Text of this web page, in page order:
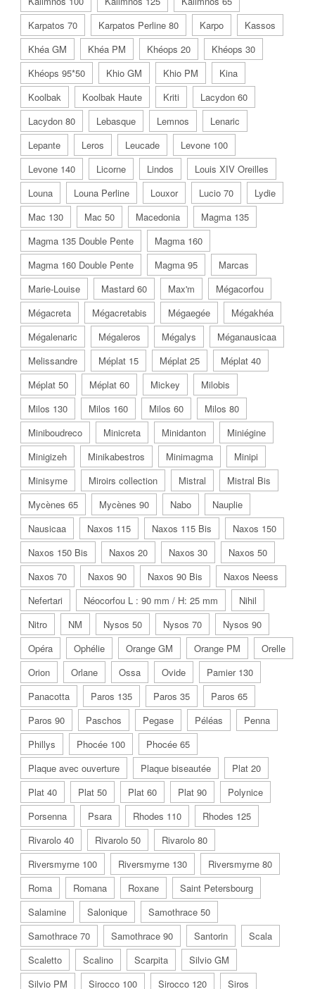
Karpatos 70
Karpatos Perline 80 Karpo
Kassos
Khéa GM
Khéa PM Khéops 20
Khéops 30
Khéops 95*50
Khio GM Khio PM
Kina
Koolbak
Koolbak Haute Kriti
Lacydon 60
Lacydon 80
Lebasque Lemnos
Lenaric
Lepante
Leros Leucade
Levone 100
Levone 140
Licorne Lindos
Louis XIV Oreilles
Louna
Louna Perline Louxor Lucio 70
Lydie
Mac 130
Mac 50 Macedonia
Magma 135
Magma 135 Double Pente
Magma 160
Magma 160 Double Pente
Magma 95
Marcas
Marie-Louise
Mastard 60 Max'm
Mégacorfou
Mégacreta
Mégacretabis Mégaegée
Mégakhéa
Mégalenaric
Mégaleros Mégalys
Méganausicaa
Melissandre
Méplat 15 Méplat 25
Méplat 40
Méplat 50
Méplat 60 Mickey
Milobis
Milos 130
Milos 160 Milos 60
Milos 80
Miniboudreco
Minicreta Minidanton
Miniégine
Minigizeh
Minikabestros Minimagma
Minipi
Minisyme
Miroirs collection Mistral
Mistral Bis
Mycènes 65
Mycènes 90 Nabo
Nauplie
Nausicaa
Naxos 115 Naxos 115 Bis
Naxos 150
Naxos 150 Bis
Naxos 20 Naxos 30
Naxos 50
Naxos 70
Naxos 90 Naxos 90 Bis
Naxos Neess
Nefertari
Néocorfou L : 90 mm / H: 25 mm
Nihil
Nitro
NM Nysos 50 Nysos 70
Nysos 90
Opéra
Ophélie Orange GM Orange PM
Orelle
Orion
Orlane Ossa Ovide
Pamier 130
Panacotta
Paros 135 Paros 35
Paros 65
Paros 90
Paschos Pegase Péléas
Penna
Phillys
Phocée 100
Phocée 65
Plaque avec ouverture
Plaque biseautée
Plat 20
Plat 40
Plat 50 Plat 60 Plat 90
Polynice
Porsenna
Psara Rhodes 110
Rhodes 125
Rivarolo 40
Rivarolo 50
Rivarolo 80
Riversmyrne 100
Riversmyrne 130
Riversmyrne 80
Roma
Romana Roxane
Saint Petersbourg
Salamine
Salonique
Samothrace 50
Samothrace 70
Samothrace 90 Santorin
Scala
Scaletto
Scalino Scarpita
Silvio GM
Silvio PM
Sirocco 100 Sirocco 120
Siros